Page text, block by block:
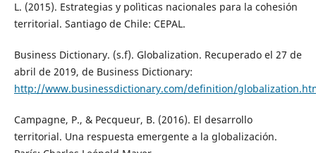
L. (2015). Estrategias y polìticas nacionales para la cohesión
territorial. Santiago de Chile: CEPAL.
Business Dictionary. (s.f). Globalization. Recuperado el 27 de
abril de 2019, de Business Dictionary:
http://www.businessdictionary.com/definition/
Campagne, P., & Pecqueur, B. (2016). El desarrollo
territorial. Una respuesta emergente a la globalización.